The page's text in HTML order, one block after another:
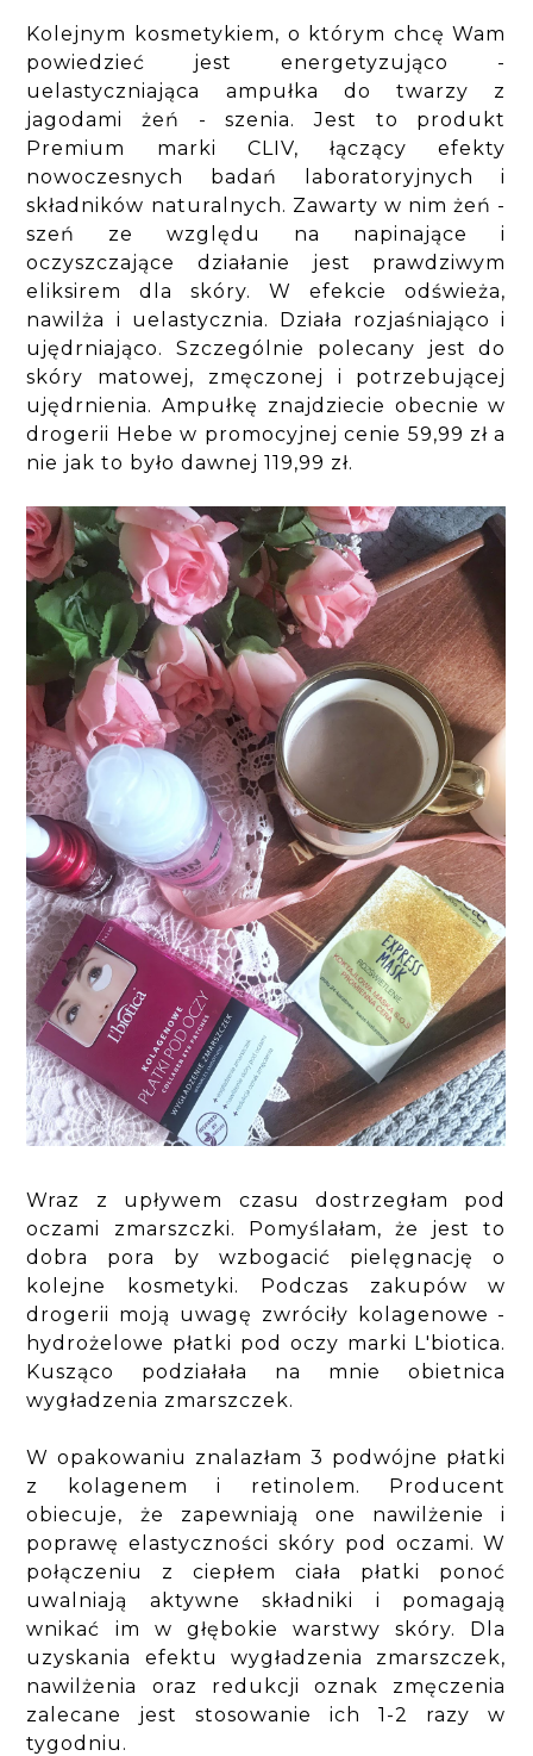
Kolejnym kosmetykiem, o którym chcę Wam
powiedzieć jest energetyzująco -
uelastyczniająca ampułka do twarzy z
jagodami żeń - szenia. Jest to produkt
Premium marki CLIV, łączący efekty
nowoczesnych badań laboratoryjnych i
składników naturalnych. Zawarty w nim żeń -
szeń ze względu na napinające i
oczyszczające działanie jest prawdziwym
eliksirem dla skóry. W efekcie odświeża,
nawilża i uelastycznia. Działa rozjaśniająco i
ujędrniająco. Szczególnie polecany jest do
skóry matowej, zmęczonej i potrzebującej
ujędrnienia. Ampułkę znajdziecie obecnie w
drogerii Hebe w promocyjnej cenie 59,99 zł a
nie jak to było dawnej 119,99 zł.
Wraz z upływem czasu dostrzegłam pod
oczami zmarszczki. Pomyślałam, że jest to
dobra pora by wzbogacić pielęgnację o
kolejne kosmetyki. Podczas zakupów w
drogerii moją uwagę zwróciły kolagenowe -
hydrożelowe płatki pod oczy marki L'biotica.
Kusząco podziałała na mnie obietnica
wygładzenia zmarszczek.
W opakowaniu znalazłam 3 podwójne płatki
z kolagenem i retinolem. Producent
obiecuje, że zapewniają one nawilżenie i
poprawę elastyczności skóry pod oczami. W
połączeniu z ciepłem ciała płatki ponoć
uwalniają aktywne składniki i pomagają
wnikać im w głębokie warstwy skóry. Dla
uzyskania efektu wygładzenia zmarszczek,
nawilżenia oraz redukcji oznak zmęczenia
zalecane jest stosowanie ich 1-2 razy w
tygodniu.